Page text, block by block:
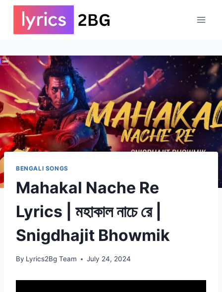
Skip
content
BENGALI SONGS
Mahakal Nache Re
Lyrics | মহাকাল নাচে রে |
Snigdhajit Bhowmik
By Lyrics2Bg Team July 24, 2024